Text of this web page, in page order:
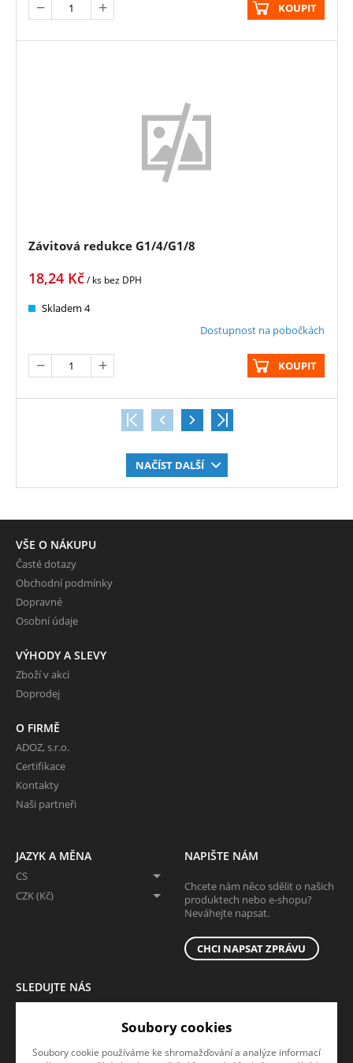
KOUPIT
Závitová redukce G1/4/G1/8
18,24 Kč/ ks bez DPH
Skladem 4
Dostupnost na pobočkách
KOUPIT
NAČÍST DALŠÍ
VŠE O NÁKUPU
Časté dotazy
Obchodní podmínky
Dopravné
Osobní údaje
VÝHODY A SLEVY
Zboží v akci
Doprodej
O FIRMĚ
ADOZ, s.r.o.
Certifikace
Kontakty
Naši partneři
JAZYK A MĚNA
CS
CZK (Kč)
NAPIŠTE NÁM
Chcete nám něco sdělit o našich
produktech nebo e-shopu?
Neváhejte napsat.
CHCI NAPSAT ZPRÁVU
SLEDUJTE NÁS
Soubory cookies
Soubory cookie používáme ke shromažďování a analýze informací